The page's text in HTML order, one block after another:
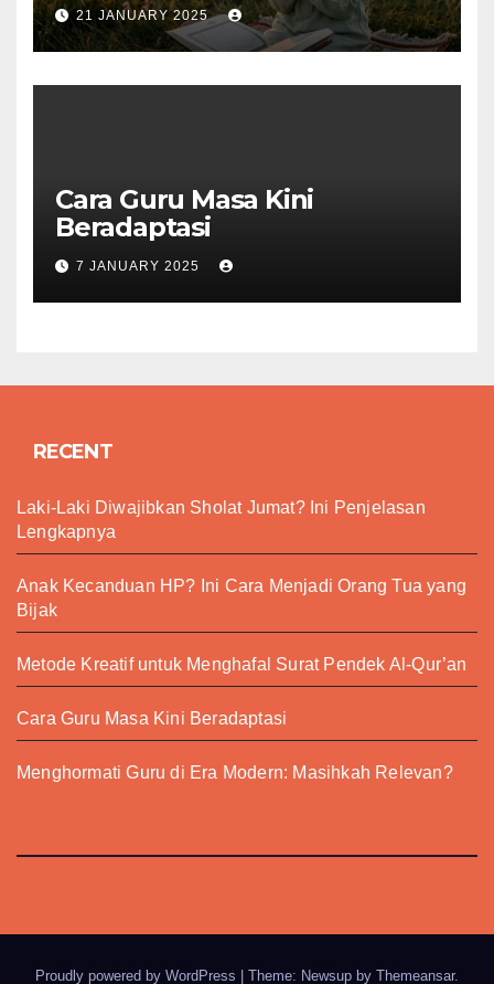
21 JANUARY 2025
Cara Guru Masa Kini
Beradaptasi
7 JANUARY 2025
RECENT
Laki-Laki Diwajibkan Sholat Jumat? Ini Penjelasan
Lengkapnya
Anak Kecanduan HP? Ini Cara Menjadi Orang Tua yang
Bijak
Metode Kreatif untuk Menghafal Surat Pendek Al-Qur’an
Cara Guru Masa Kini Beradaptasi
Menghormati Guru di Era Modern: Masihkah Relevan?
Proudly powered by WordPress | Theme: Newsup by Themeansar.